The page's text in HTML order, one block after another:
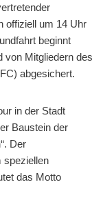
offiziell um 14 Uhr
beginnt
von Mitgliedern des
abgesichert.
in der Stadt
Baustein der
Der
speziellen
das Motto